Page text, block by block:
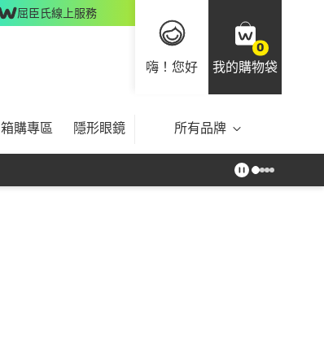
屈臣氏線上服務
嗨！您好
0
我的購物袋
箱購專區 隱形眼鏡 所有品牌